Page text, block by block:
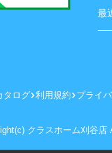
最
タログ 利用規約 プライ
クラスホーム刈谷店